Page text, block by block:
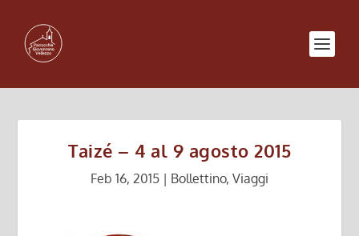
Taizé – 4 al 9 agosto 2015
Feb 16, 2015 | Bollettino, Viaggi